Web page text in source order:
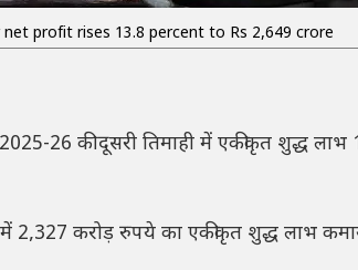
profit rises 13.8 percent to Rs 2,649 crore
26 की दूसरी तिमाही में एकीकृत शुद्ध लाभ
में 2,327 करोड़ रुपये का एकीकृत शुद्ध लाभ